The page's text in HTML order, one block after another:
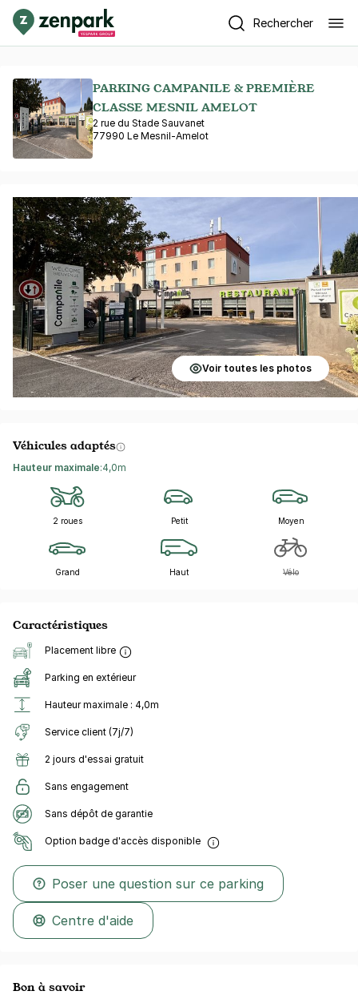
Rechercher
PARKING CAMPANILE & PREMIÈRE
CLASSE MESNIL AMELOT
2 rue du Stade Sauvanet
77990 Le Mesnil-Amelot
Voir toutes les photos
Véhicules adaptés
Hauteur maximale:4,0m
2 roues Petit Moyen
Grand Haut Vélo
Caractéristiques
Placement libre
Parking en extérieur
Hauteur maximale : 4,0m
Service client (7j/7)
2 jours d'essai gratuit
Sans engagement
Sans dépôt de garantie
Option badge d'accès disponible
Poser une question sur ce parking
Centre d'aide
Bon à savoir